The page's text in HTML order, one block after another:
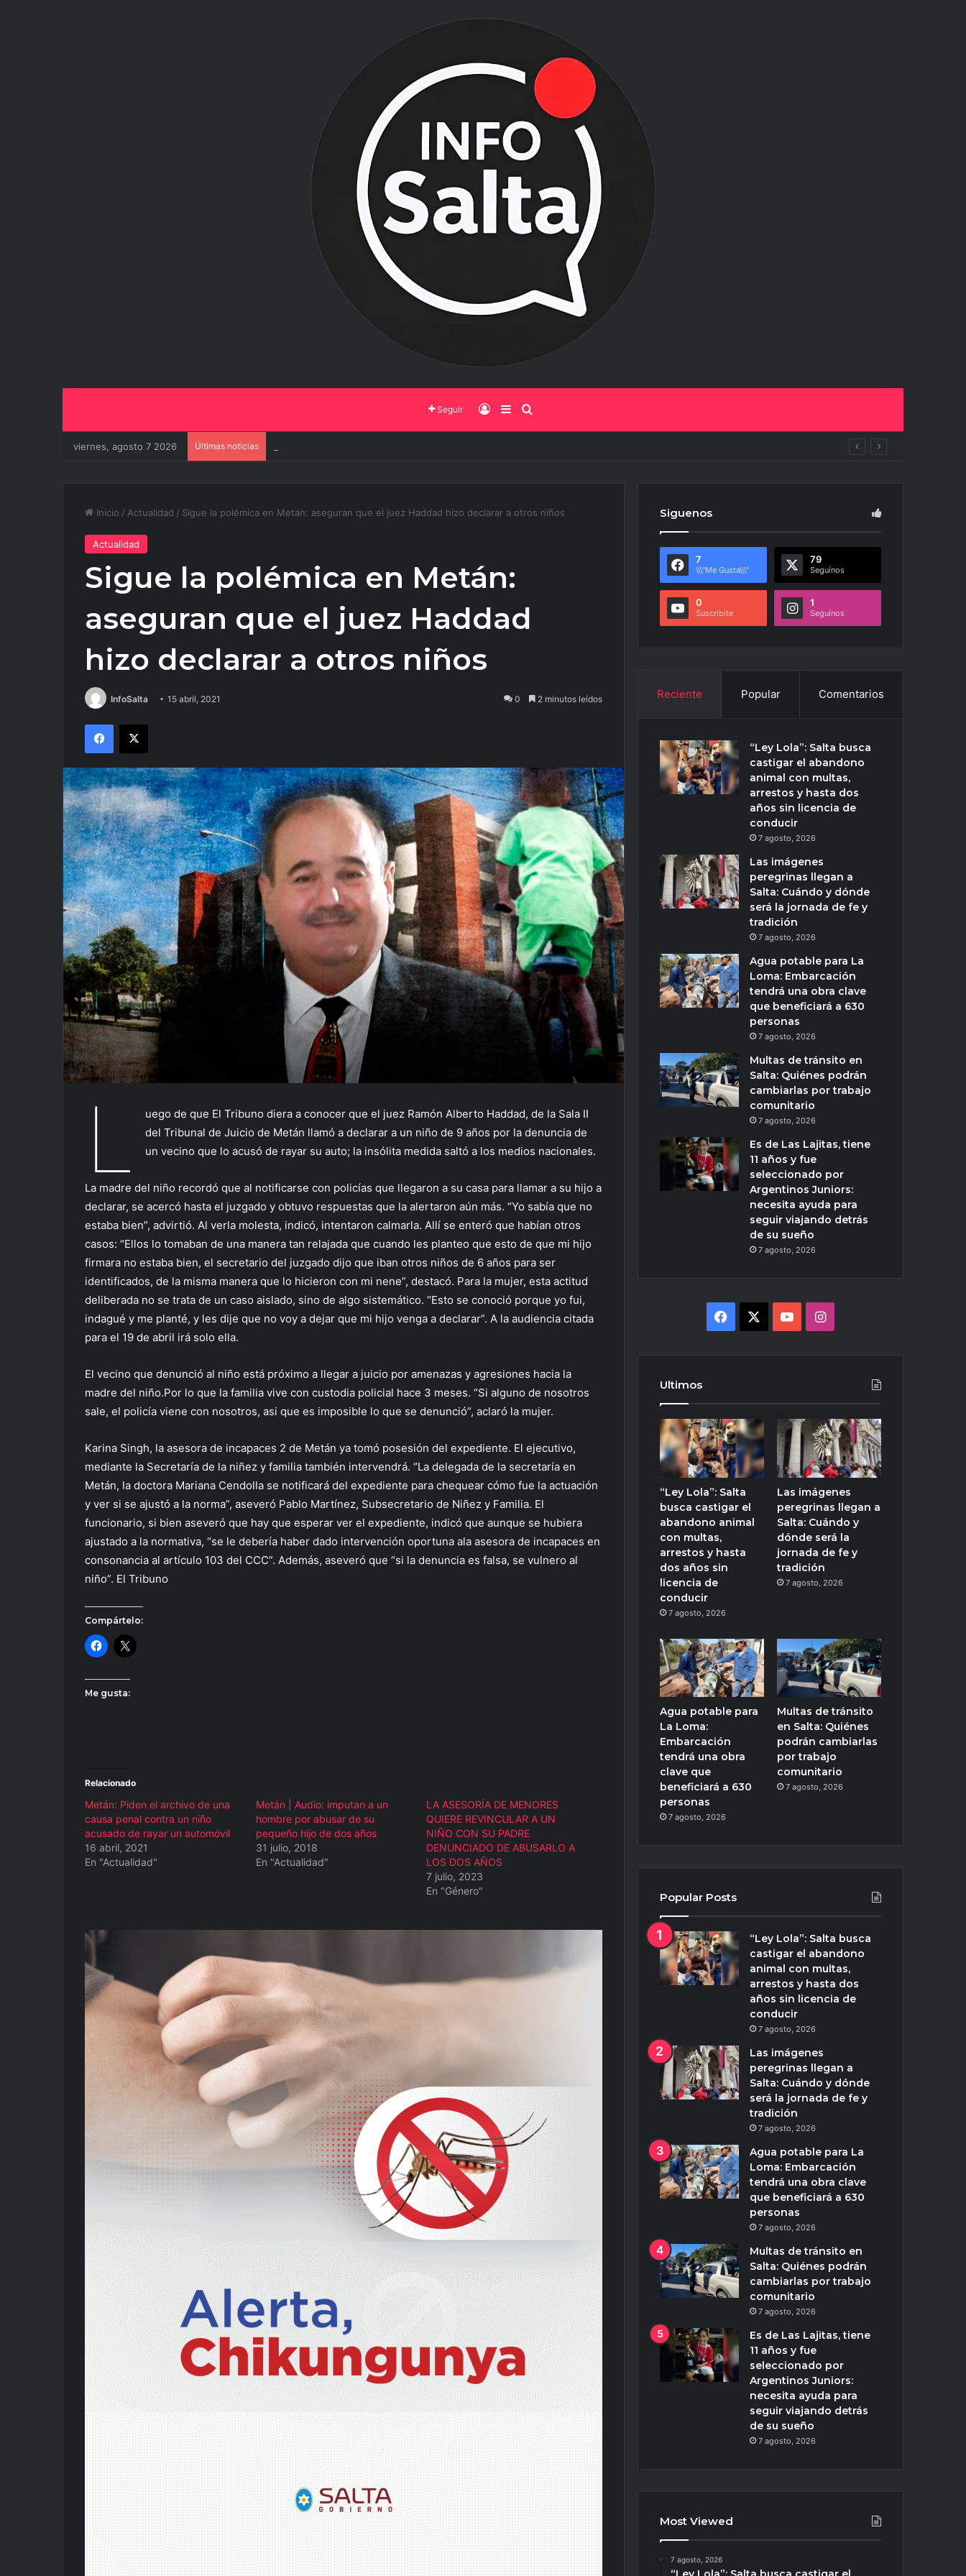
Seguir Iniciar Sesión
Barra Lateral
viernes, agosto 7 2026 Últimas noticias
Inicio / Actualidad / Sigue la polémica en Metán: aseguran que el juez Haddad hizo declarar a otros niños
Actualidad
Sigue la polémica en Metán:
aseguran que el juez Haddad
hizo declarar a otros niños
InfoSalta 15 abril, 2021 0 2 minutos leídos
Facebook
X
L
uego de que El Tribuno diera a conocer que el juez Ramón Alberto Haddad, de la Sala II
del Tribunal de Juicio de Metán llamó a declarar a un niño de 9 años por la denuncia de
un vecino que lo acusó de rayar su auto; la insólita medida saltó a los medios nacionales.
La madre del niño recordó que al notificarse con policías que llegaron a su casa para llamar a su hijo a
declarar, se acercó hasta el juzgado y obtuvo respuestas que la alertaron aún más. “Yo sabía que no
estaba bien”, advirtió. Al verla molesta, indicó, intentaron calmarla. Allí se enteró que habían otros
casos: “Ellos lo tomaban de una manera tan relajada que cuando les planteo que esto de que mi hijo
firmara no estaba bien, el secretario del juzgado dijo que iban otros niños de 6 años para ser
identificados, de la misma manera que lo hicieron con mi nene”, destacó. Para la mujer, esta actitud
deliberada no se trata de un caso aislado, sino de algo sistemático. “Esto se conoció porque yo fui,
indagué y me planté, y les dije que no voy a dejar que mi hijo venga a declarar”. A la audiencia citada
para el 19 de abril irá solo ella.
El vecino que denunció al niño está próximo a llegar a juicio por amenazas y agresiones hacia la
madre del niño.Por lo que la familia vive con custodia policial hace 3 meses. “Si alguno de nosotros
sale, el policía viene con nosotros, asi que es imposible lo que se denunció”, aclaró la mujer.
Karina Singh, la asesora de incapaces 2 de Metán ya tomó posesión del expediente. El ejecutivo,
mediante la Secretaría de la niñez y familia también intervendrá. “La delegada de la secretaría en
Metán, la doctora Mariana Cendolla se notificará del expediente para chequear cómo fue la actuación
y ver si se ajustó a la norma”, aseveró Pablo Martínez, Subsecretario de Niñez y Familia. El
funcionario, si bien aseveró que hay que esperar ver el expediente, indicó que aunque se hubiera
ajustado a la normativa, “se le debería haber dado intervención oportuna ala asesora de incapaces en
consonancia al artículo 103 del CCC”. Además, aseveró que “si la denuncia es falsa, se vulnero al
niño”. El Tribuno
Compártelo:
Me gusta:
Relacionado
Metán: Piden el archivo de una
causa penal contra un niño
acusado de rayar un automóvil
16 abril, 2021
En "Actualidad"
Metán | Audio: imputan a un
hombre por abusar de su
pequeño hijo de dos años
31 julio, 2018
En "Actualidad"
LA ASESORÍA DE MENORES
QUIERE REVINCULAR A UN
NIÑO CON SU PADRE
DENUNCIADO DE ABUSARLO A
LOS DOS AÑOS
7 julio, 2023
En "Género"
Siguenos
7
\\\"Me Gusta\\\"
79
Seguínos
0
Suscribite
1
Seguínos
Reciente Popular Comentarios
“Ley Lola”: Salta busca
castigar el abandono
animal con multas,
arrestos y hasta dos
años sin licencia de
conducir
7 agosto, 2026
Las imágenes
peregrinas llegan a
Salta: Cuándo y dónde
será la jornada de fe y
tradición
7 agosto, 2026
Agua potable para La
Loma: Embarcación
tendrá una obra clave
que beneficiará a 630
personas
7 agosto, 2026
Multas de tránsito en
Salta: Quiénes podrán
cambiarlas por trabajo
comunitario
7 agosto, 2026
Es de Las Lajitas, tiene
11 años y fue
seleccionado por
Argentinos Juniors:
necesita ayuda para
seguir viajando detrás
de su sueño
7 agosto, 2026
Facebook YouTubeInstagram
Ultimos
“Ley Lola”: Salta
busca castigar el
abandono animal
con multas,
arrestos y hasta
dos años sin
licencia de
conducir
7 agosto, 2026
Las imágenes
peregrinas llegan a
Salta: Cuándo y
dónde será la
jornada de fe y
tradición
7 agosto, 2026
Agua potable para
La Loma:
Embarcación
tendrá una obra
clave que
beneficiará a 630
personas
7 agosto, 2026
Multas de tránsito
en Salta: Quiénes
podrán cambiarlas
por trabajo
comunitario
7 agosto, 2026
Popular Posts
“Ley Lola”: Salta busca
castigar el abandono
animal con multas,
arrestos y hasta dos
años sin licencia de
conducir
7 agosto, 2026
Las imágenes
peregrinas llegan a
Salta: Cuándo y dónde
será la jornada de fe y
tradición
7 agosto, 2026
Agua potable para La
Loma: Embarcación
tendrá una obra clave
que beneficiará a 630
personas
7 agosto, 2026
Multas de tránsito en
Salta: Quiénes podrán
cambiarlas por trabajo
comunitario
7 agosto, 2026
Es de Las Lajitas, tiene
11 años y fue
seleccionado por
Argentinos Juniors:
necesita ayuda para
seguir viajando detrás
de su sueño
7 agosto, 2026
Most Viewed
7 agosto, 2026